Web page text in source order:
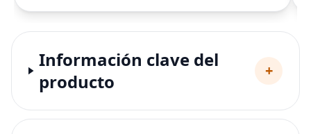
Información clave del
producto
+